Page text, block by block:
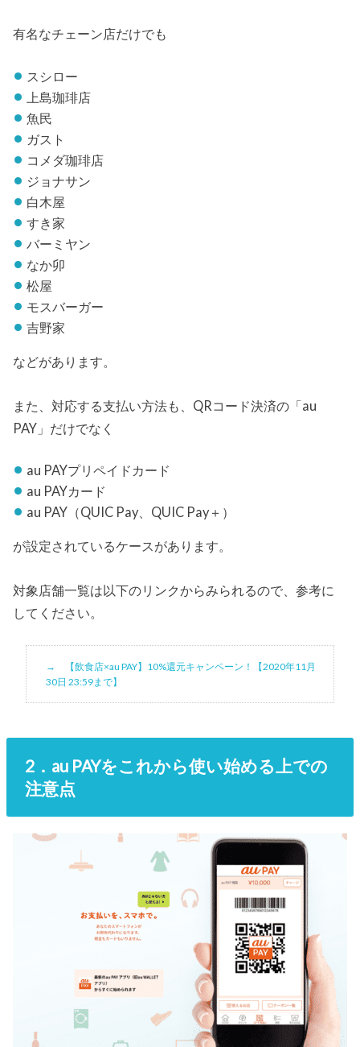
有名なチェーン店だけでも
スシロー
上島珈琲店
魚民
ガスト
コメダ珈琲店
ジョナサン
白木屋
すき家
バーミヤン
なか卯
松屋
モスバーガー
吉野家
などがあります。
また、対応する支払い方法も、QRコード決済の「au
PAY」だけでなく
au PAYプリペイドカード
au PAYカード
au PAY（QUIC Pay、QUIC Pay＋）
が設定されているケースがあります。
対象店舗一覧は以下のリンクからみられるので、参考に
してください。
【飲食店×au PAY】10%還元キャンペーン！【2020年11月
30日 23:59まで】
2．au PAYをこれから使い始める上での
注意点